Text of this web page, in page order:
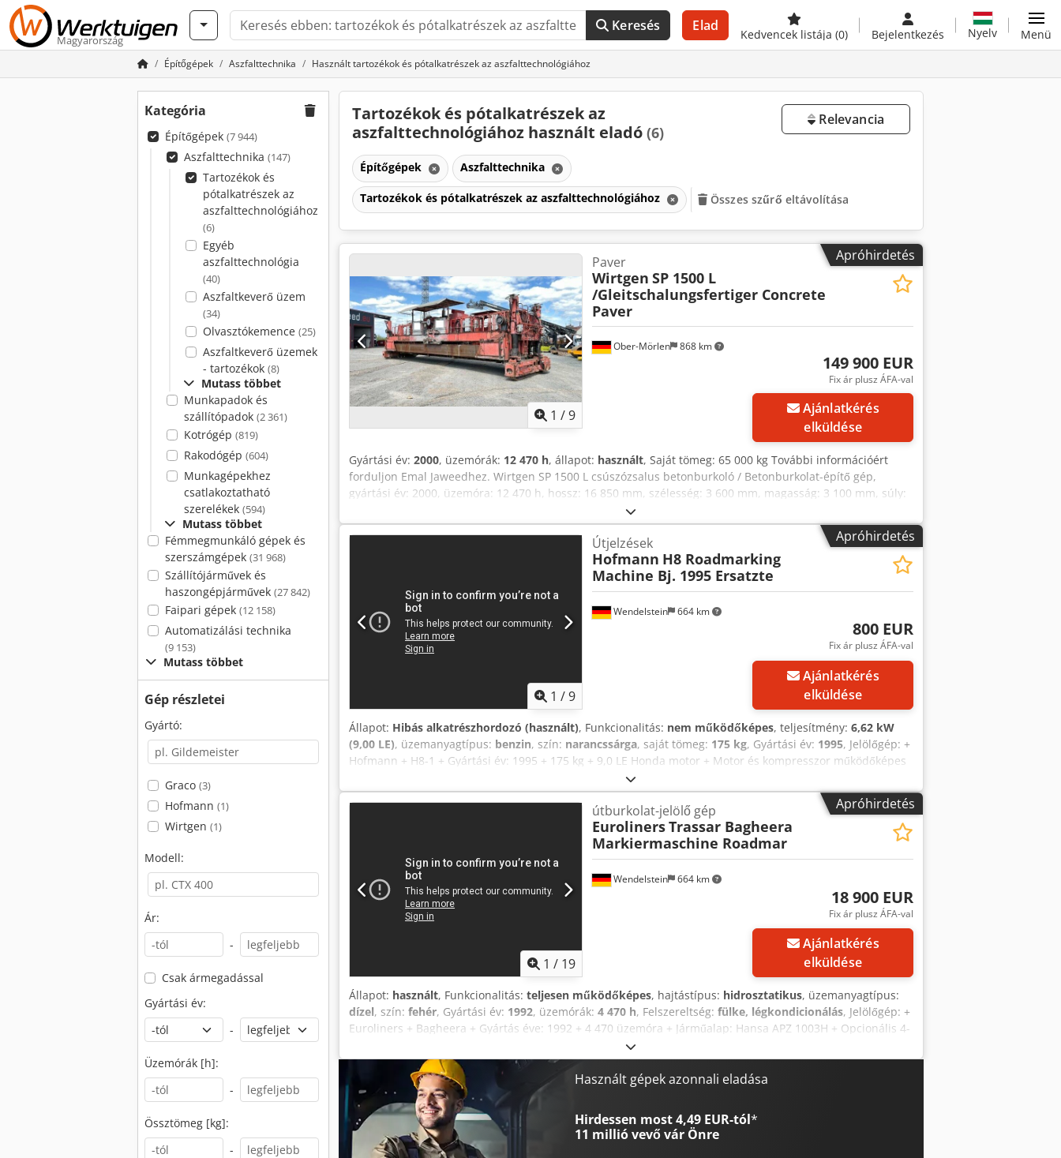
Magyarország
Keresés Elad
Kedvencek listája (0) Bejelentkezés Nyelv Menü
Építőgépek Aszfalttechnika Használt tartozékok és pótalkatrészek az aszfalttechnológiához
Kategória
Építőgépek (7 944)
Aszfalttechnika (147)
Tartozékok és
pótalkatrészek az
aszfalttechnológiához
(6)
Egyéb
aszfalttechnológia
(40)
Aszfaltkeverő üzem
(34)
Olvasztókemence (25)
Aszfaltkeverő üzemek
- tartozékok (8)
Mutass többet
Munkapadok és
szállítópadok (2 361)
Kotrógép (819)
Rakodógép (604)
Munkagépekhez
csatlakoztatható
szerelékek (594)
Mutass többet
Fémmegmunkáló gépek és
szerszámgépek (31 968)
Szállítójárművek és
haszongépjárművek (27 842)
Faipari gépek (12 158)
Automatizálási technika
(9 153)
Mutass többet
Gép részletei
Gyártó:
Graco (3)
Hofmann (1)
Wirtgen (1)
Modell:
Ár:
-
Csak ármegadással
Gyártási év:
-
Üzemórák [h]:
-
Össztömeg [kg]:
-
Tartozékok és pótalkatrészek az
aszfalttechnológiához használt eladó (6)
Relevancia
Építőgépek Aszfalttechnika
Tartozékok és pótalkatrészek az aszfalttechnológiához Összes szűrő eltávolítása
Apróhirdetés
1 /9
Ober-Mörlen 868 km
Paver
Wirtgen SP 1500 L
/Gleitschalungsfertiger Concrete
Paver
149 900 EUR
Fix ár plusz ÁFA-val
Ajánlatkérés
elküldése
Gyártási év: 2000, üzemórák: 12 470 h, állapot: használt, Saját tömeg: 65 000 kg További információért
forduljon Emal Jaweedhez. Wirtgen SP 1500 L csúszózsalus betonburkoló / Betonburkolat-építő gép,
gyártási év: 2000, üzemóra: 12 470 h, hossz: 16 850 mm, szélesség: 3 600 mm, magasság: 3 100 mm, súly:
60 520 kg, motorteljesítmény: 287 kW, CAT agregátor, munkamélység: 0–450 mm, burkolási magasság: 400
mm, munkaszélesség: 5 000–15 250 mm, max. formaszélesség: 15 250 mm, haladási sebesség: max. 25
m/perc, DBI rendszer (Bürbel lerakóberendezés), jó műszaki állapotban. A gép szétszerelését és helyszíni
összeszerelését is vállaljuk. Videó elérhető. Egyéb: Dkjdpfxex R Twwo Af Ser * Több mint 200 gépajánlat
eladásra kínálunk. * Telephelyünk 30 km-re található a frankfurti repülőtértől. * Finanszírozás és lízing
lehetséges. * Világszintű szállítás és hajózás szakértője vagyunk. * Nyomdai és gépelési hibákért
felelősséget nem vállalunk. * Az eladás jogát és az időközbeni értékesítést fenntartjuk. * Beszámítás
lehetséges! * Gépek és járművek vásárlására kizárólag a Jaweed GmbH általános szerződési feltételei
(ÁSZF) érvényesek. * További információk, valamint ÁSZF-ünk megtalálható honlapunkon.
Apróhirdetés
1 /9
Wendelstein 664 km
Útjelzések
Hofmann H8 Roadmarking
Machine Bj. 1995 Ersatzte
800 EUR
Fix ár plusz ÁFA-val
Ajánlatkérés
elküldése
Állapot: Hibás alkatrész­hordozó (használt), Funkcionalitás: nem működőképes, teljesítmény: 6,62 kW
(9,00 LE), üzemanyagtípus: benzin, szín: narancssárga, saját tömeg: 175 kg, Gyártási év: 1995, Jelölőgép: +
Hofmann + H8-1 + Gyártási év: 1995 + 175 kg + 9,0 LE Honda motor + Motor és kompresszor működőképes
+ Alkatrészdonor Minden újonnan feltöltött járművünkről e-mailben értesülhet – iratkozzon fel
HÍRLEVELÜNKRE! Djdpfx Afewkf Etj Sekr Az adatok tévedés és elírás jogával, illetve az időközbeni
Apróhirdetés
1 / 19
Wendelstein 664 km
útburkolat-jelölő gép
EurolinersTrassar Bagheera
Markiermaschine Roadmar
18 900 EUR
Fix ár plusz ÁFA-val
Ajánlatkérés
elküldése
Állapot: használt, Funkcionalitás: teljesen működőképes, hajtástípus: hidrosztatikus, üzemanyagtípus:
dízel, szín: fehér, Gyártási év: 1992, üzemórák: 4 470 h, Felszereltség: fülke, légkondicionálás, Jelölőgép: +
Euroliners + Bagheera + Gyártás éve: 1992 + 4 470 üzemóra + Járműalap: Hansa APZ 1003H + Opcionális 4-
kerék kormányzás + Hidrosztatikus hajtás + 4-hengeres Mercedes dízelmotor + Kézi permetező hátul + 2x
festéktartály + 2x gyöngytartály + Gyöngy- és festékpermetezés + Irányzópálca tükörrel + Kompresszor
Dkodpsw T Tkbjfx Af Sjr + Airless szivattyú + Elexar 20 vonalzó számítógép + Hátsó figyelmeztető + Klíma +
Önkormányzati tulajdonból Az összes újonnan feltöltött járművet megkaphatja e-mailben – iratkozzon fel
HÍRLEVELÜNKRE! Elírások és tévedések lehetségesek, a köztes értékesítés jogát fenntartjuk!
Használt gépek azonnali eladása
Hirdessen most 4,49 EUR-tól*
11 millió vevővár Önre